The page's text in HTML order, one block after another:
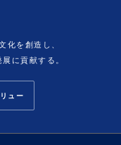
化を創造し、
に貢献する。
ュー